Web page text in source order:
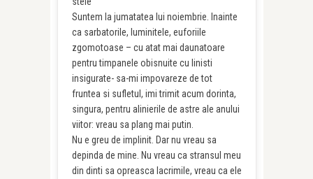
Suntem la jumatatea lui noiembrie. Inainte
ca sarbatorile, luminitele, euforiile
zgomotoase – cu atat mai daunatoare
pentru timpanele obisnuite cu linisti
insigurate- sa-mi impovareze de tot
fruntea si sufletul, imi trimit acum dorinta,
singura, pentru alinierile de astre ale anului
viitor: vreau sa plang mai putin.
Nu e greu de implinit. Dar nu vreau sa
depinda de mine. Nu vreau ca stransul meu
din dinti sa opreasca lacrimile, vreau ca ele